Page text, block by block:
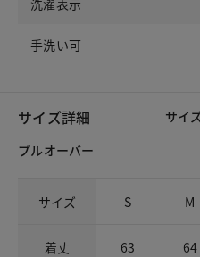
手洗い可
サイズ詳細 サイ
プルオーバー
サイズ S M
着丈 63 64